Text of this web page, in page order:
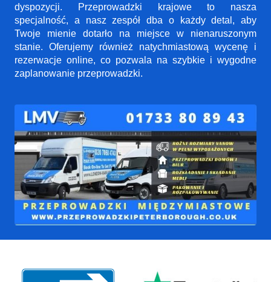
dyspozycji. Przeprowadzki krajowe to nasza
specjalność, a nasz zespół dba o każdy detal, aby
Twoje mienie dotarło na miejsce w nienaruszonym
stanie. Oferujemy również natychmiastową wycenę i
rezerwacje online, co pozwala na szybkie i wygodne
zaplanowanie przeprowadzki.